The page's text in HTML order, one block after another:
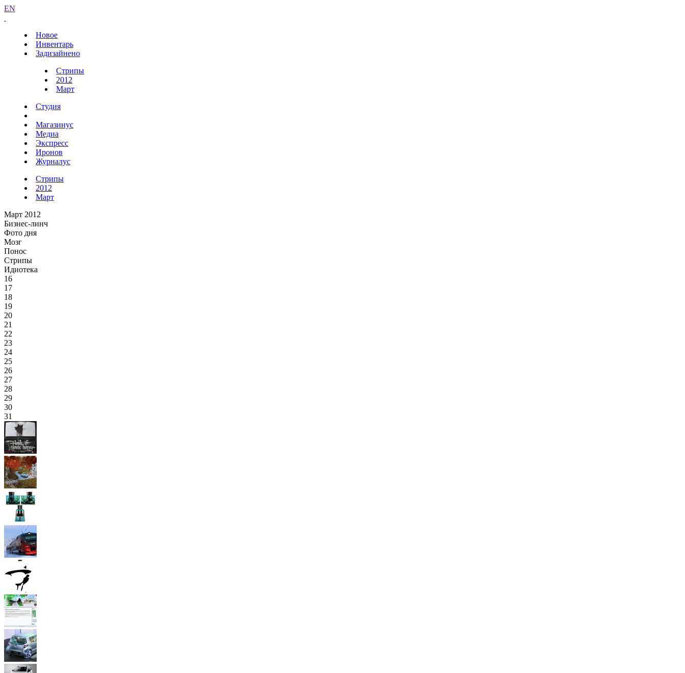
EN
Новое
Инвентарь
Задизайнено
Стрипы
2012
Март
Студия
Магазинус
Медиа
Экспресс
Иронов
Журналус
Стрипы
2012
Март
Март 2012
Бизнес-линч
Фото дня
Мозг
Понос
Стрипы
Идиотека
16
17
18
19
20
21
22
23
24
25
26
27
28
29
30
31